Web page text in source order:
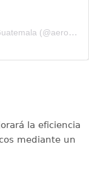
Una publicación compartida por AeroMetro Guatemala (@aerometrogt)
la eficiencia
mediante un